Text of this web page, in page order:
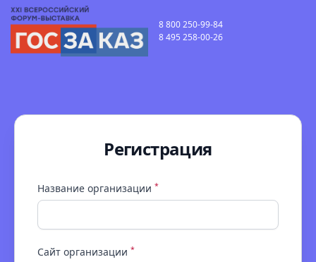
8 800 250-99-84
8 495 258-00-26
Регистрация
Название организации *
Сайт организации *